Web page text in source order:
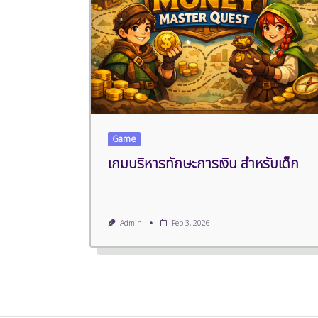
Game
เกมบริหารทักษะการเงิน สำหรับเด็ก
Admin Feb 3, 2026